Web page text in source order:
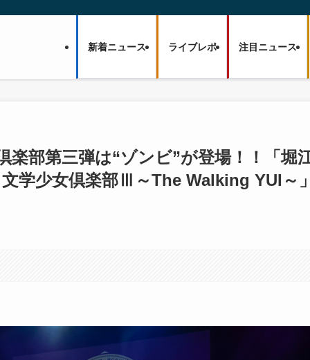
新着ニュース ライブレポ 注目ニュース
楽部第三弾は“ゾンビ”が登場！！「堀
学少女倶楽部Ⅲ～The Walking YUI～